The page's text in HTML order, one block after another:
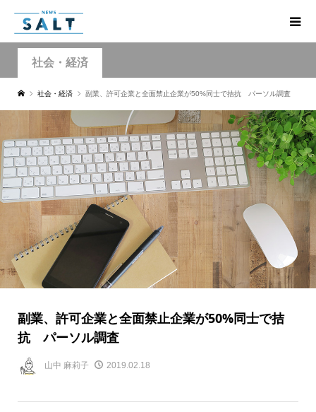
社会・経済
社会・経済 副業、許可企業と全面禁止企業が50%同士で拮抗 パーソル調査
副業、許可企業と全面禁止企業が50%同士で拮
抗 パーソル調査
山中 麻莉子 2019.02.18